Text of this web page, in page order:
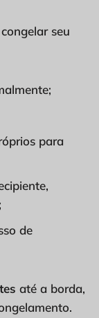
seu
para
de
até a borda,